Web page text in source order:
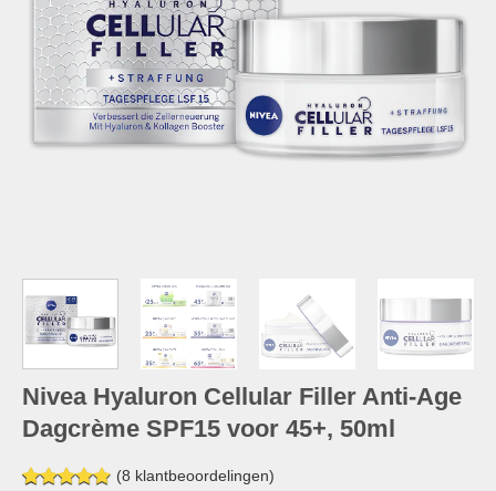
Nivea Hyaluron Cellular Filler Anti-Age
Dagcrème SPF15 voor 45+, 50ml
(8 klantbeoordelingen)